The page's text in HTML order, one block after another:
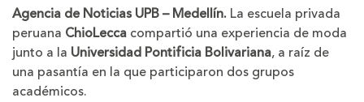
Agencia de Noticias UPB – Medellín. La escuela privada
peruana ChioLecca compartió una experiencia de moda
junto a la Universidad Pontificia Bolivariana, a raíz de
una pasantía en la que participaron dos grupos
académicos.